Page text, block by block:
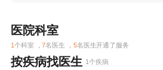
医院科室
1个科室 ，7名医生 ， 5名医生开通了服务
按疾病找医生 1个疾病